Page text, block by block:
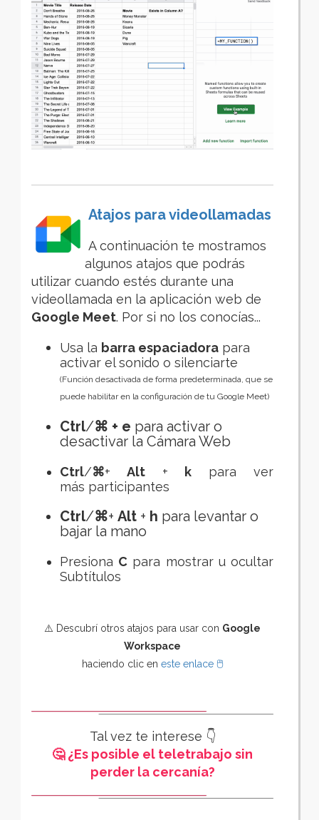
Atajos para videollamadas
A continuación te mostramos
algunos atajos que podrás
utilizar cuando estés durante una
videollamada en la aplicación web de
Google Meet. Por si no los conocías...
Usa la barra espaciadora para
activar el sonido o silenciarte
(Función desactivada de forma predeterminada, que se
puede habilitar en la configuración de tu Google Meet)
Ctrl/⌘ + e para activar o
desactivar la Cámara Web
Ctrl/⌘+ Alt + k para ver
más participantes
Ctrl/⌘+ Alt + h para levantar o
bajar la mano
Presiona C para mostrar u ocultar
Subtítulos
⚠️ Descubrí otros atajos para usar con Google
Workspace
haciendo clic en este enlace 🖱️
Tal vez te interese 👇
🤔 ¿Es posible el teletrabajo sin
perder la cercanía?